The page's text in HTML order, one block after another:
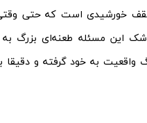
خورشیدی است که حتی
این مسئله طعنه‌ای بزرگ
واقعیت به خود گرفته و